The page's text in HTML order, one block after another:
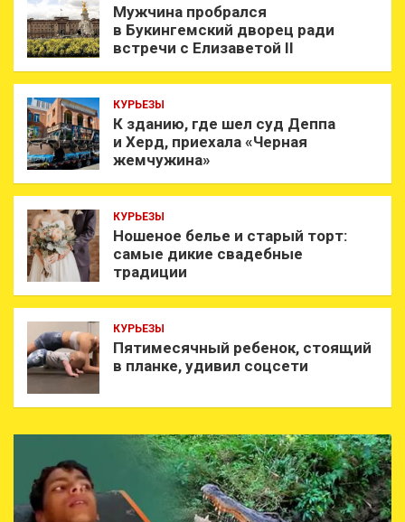
Мужчина пробрался
в Букингемский дворец ради
встречи с Елизаветой II
КУРЬЕЗЫ
К зданию, где шел суд Деппа
и Херд, приехала «Черная
жемчужина»
КУРЬЕЗЫ
Ношеное белье и старый торт:
самые дикие свадебные
традиции
КУРЬЕЗЫ
Пятимесячный ребенок, стоящий
в планке, удивил соцсети